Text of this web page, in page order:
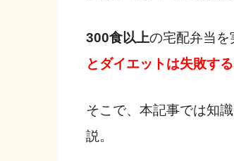
300食以上の宅配弁当を
とダイエットは失敗す
そこで、本記事では知識
説。